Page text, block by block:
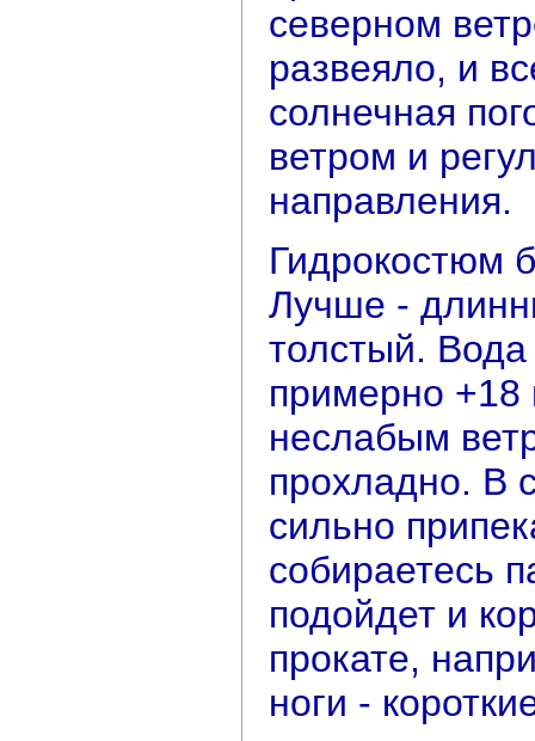
северном
развеяло, и
солнечная
ветром и
направления.
Гидрокостюм
Лучше -
толстый.
примерно +18
неслабым
прохладно. В
сильно
собираетесь
подойдет и
прокате,
ноги -